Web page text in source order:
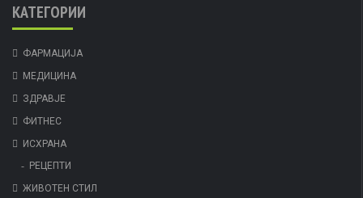
КАТЕГОРИИ
ФАРМАЦИЈА
МЕДИЦИНА
ЗДРАВЈЕ
ФИТНЕС
ИСХРАНА
РЕЦЕПТИ
ЖИВОТЕН СТИЛ